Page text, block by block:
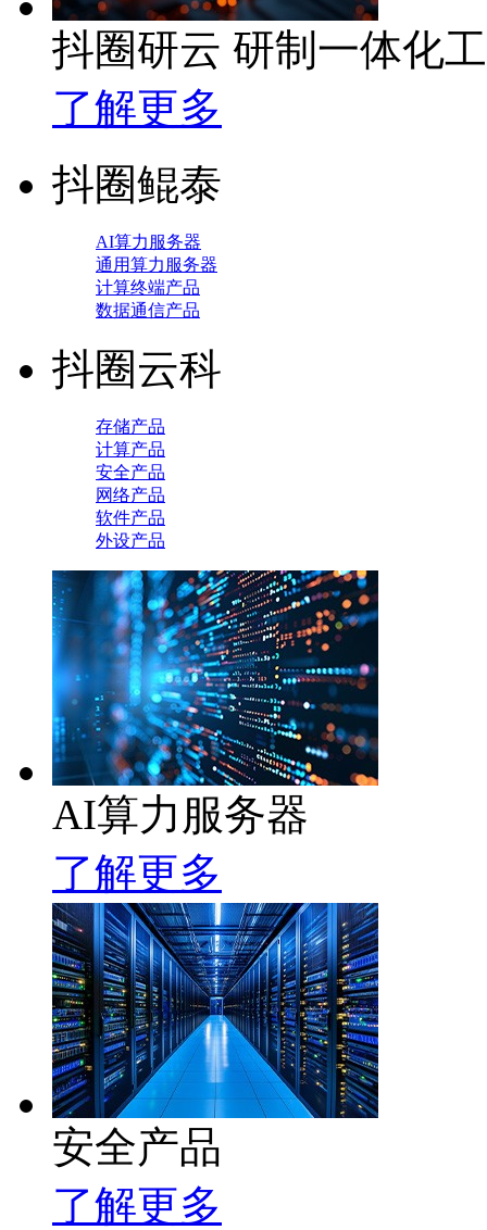
抖圈研云 研制一体化
了解更多
抖圈鲲泰
AI算力服务器
通用算力服务器
计算终端产品
数据通信产品
抖圈云科
存储产品
计算产品
安全产品
网络产品
软件产品
外设产品
AI算力服务器
了解更多
安全产品
了解更多